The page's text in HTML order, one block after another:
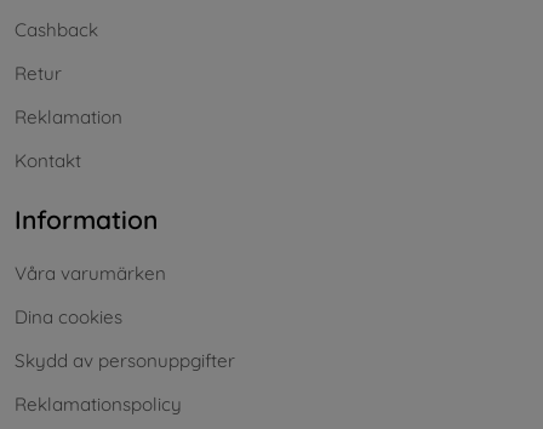
Cashback
Retur
Reklamation
Kontakt
Information
Våra varumärken
Dina cookies
Skydd av personuppgifter
Reklamationspolicy